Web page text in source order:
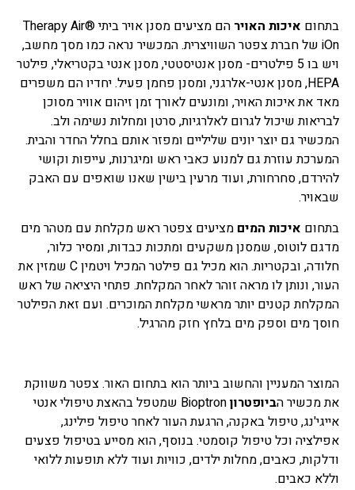
בתחום איכות האויר
הם מציעים מסנן אויר ביתי Therapy Air®
iOn של חברת צפטר השוויצרית. המכשיר נראה כמו מסך מחשב,
ויש בו 5 פילטרים- מסנן אנטיסטטי, מסנן אנטי בקטריאלי, פילטר
HEPA, מסנן אנטי-אלרגני, ומסנן פחמן פעיל. יחדיו הם משפרים
מאד את איכות האויר, ומונעים לאורך זמן זיהום אוויר מסוכן
לבריאות שיכול לגרום לאלרגיות, סרטן ומחלות נשימה ולב.
המכשיר גם יוצר יונים שליליים ומפזר אותם בחלל החדר והבית.
המערכת עוזרת גם למנוע כאבי ראש ומיגרנות, עייפות וקושי
להירדם, סחרחורת, ועוד מרעין בישין שאנו שואפים עם האבק
שבאויר.
בתחום איכות המים מציעים צפטר ראש מקלחת עם מטהר מים
מדגם לוטוס, שמסנן משקעים ומתכות כבדות, ומסיר כלור,
חלודה, ובקטריות. הוא מכיל גם פילטר המכיל ויטמין C שמזין את
העור, ונותן לו מראה זוהר לאחר המקלחת. פתחי היציאה של ראש
המקלחת קטנים יותר מראשי מקלחת המוכרים. ועם זאת הפילטר
חוסך מים וספק מים בלחץ חזק מהרגיל.
המוצר המעניין והחשוב ביותר הוא בתחום האור. צפטר משווקת
את מכשיר הביופטרון
Bioptron שמטפל בהאצת טיפולי אנטי
אייגי'נג, טיפול באקנה, הרגעת העור לאחר טיפול פילינג,
אפילציה וכל טיפול קוסמטי. בנוסף, הוא מסייע בטיפול פצעים
ודלקות, כאבים, מחלות ילדים, כוויות ועוד ללא תופעות ללואי
וללא כאבים.